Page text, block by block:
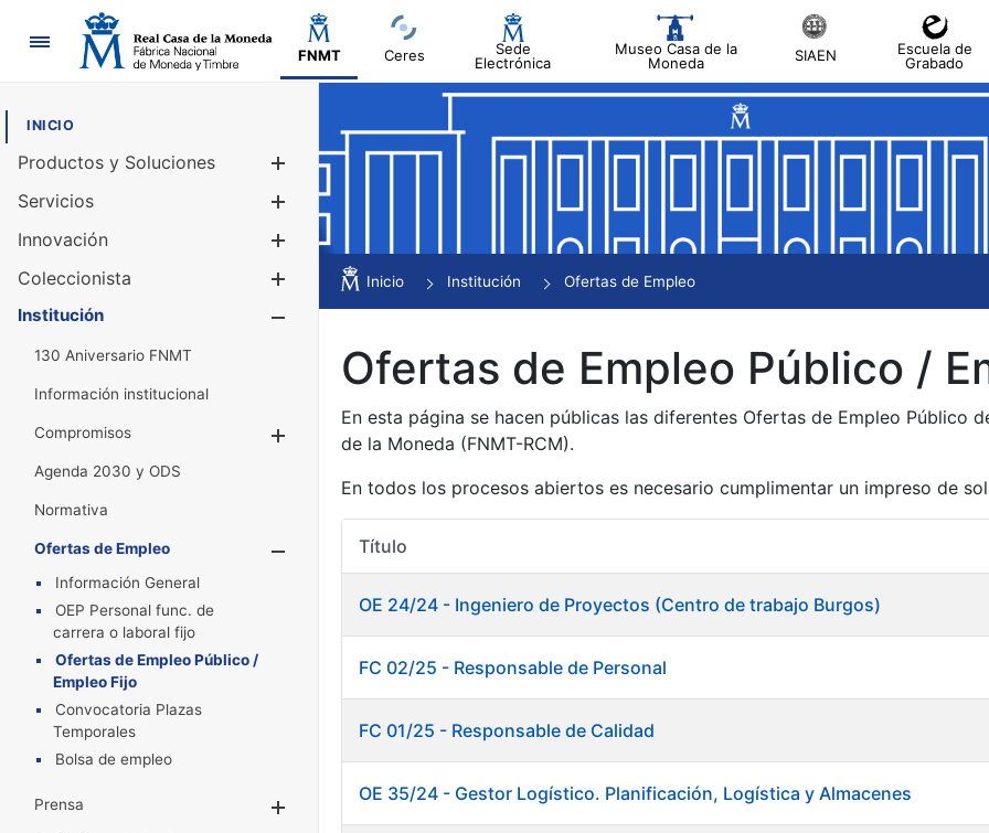
Navegación
FNMT Ceres
Sede
Electrónica
Museo Casa de la
Moneda
SIAEN
Escuela de
Grabado
INICIO
Productos y Soluciones
Mostrar/Ocultar
Servicios
Innovación
Coleccionista
Mostrar/Ocultar
Institución
130 Aniversario FNMT
Información institucional
Compromisos
Mostrar/Ocultar
Agenda 2030 y ODS
Normativa
Ofertas de Empleo
Mostrar/Ocultar
Información General
OEP Personal func. de
carrera o laboral fijo
Ofertas de Empleo Público /
Empleo Fijo
Convocatoria Plazas
Temporales
Bolsa de empleo
Prensa
Mostrar/Ocultar
Inicio Institución Ofertas de Empleo
Ofertas de Empleo Público /
En esta página se hacen públicas las diferentes Ofertas de Empleo Público
de la Moneda (FNMT-RCM).
En todos los procesos abiertos es necesario cumplimentar un impreso de
Título
OE 24/24 - Ingeniero de Proyectos (Centro de trabajo Burgos)
FC 02/25 - Responsable de Personal
FC 01/25 - Responsable de Calidad
OE 35/24 - Gestor Logístico. Planificación, Logística y Almacenes